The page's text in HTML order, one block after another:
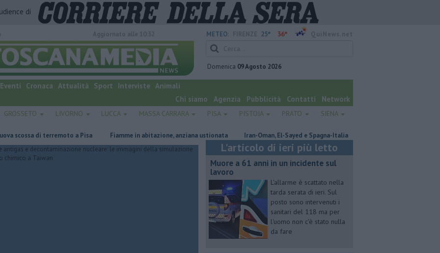
di
METEO: 25° 36°
Domenica 09 Agosto 2026
Eventi Cronaca Attualità Sport Interviste Animali
Chi siamo
Agenzia Pubblicità Contatti Network
GROSSETO LIVORNO LUCCA MASSA CARRARA PISA PISTOIA PRATO SIENA
di terremoto a Pisa Fiamme in abitazione, anziana ustionata Iran-Oman, El-Sayed e Spagna-Italia Ritrovato senza vita dopo
L'articolo di ieri più letto
Muore a 61 anni in un incidente sul
lavoro
L'allarme è scattato nella
tarda serata di ieri. Sul
posto sono intervenuti i
sanitari del 118 ma per
l'uomo non c'è stato nulla
da fare